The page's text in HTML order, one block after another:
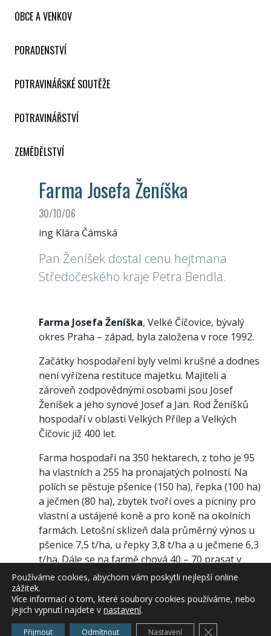
OBCE A VENKOV
PORADENSTVÍ
POTRAVINÁŘSKÉ SOUTĚŽE
POTRAVINÁŘSTVÍ
ZEMĚDĚLSTVÍ
Farma Josefa Ženíška
30/10/06
ing Klára Čámská
Pan Ženíšek dostal cenu hejtmana
Středočeského kraje Petra Bendla.
Farma Josefa Ženíška, Velké Číčovice, bývalý
okres Praha – západ, byla založena v roce 1992.
Začátky hospodaření byly velmi krušné a dodnes
není vyřízena restituce majetku. Majiteli a
zároveň zodpovědnými osobami jsou Josef
Ženíšek a jeho synové Josef a Jan. Rod Ženíšků
hospodaří v oblasti Velkých Přílep a Velkých
Číčovic již 400 let.
Farma hospodaří na 350 hektarech, z toho je 95
ha vlastních a 255 ha pronajatých polností. Na
polích se pěstuje pšenice (150 ha), řepka (100 ha)
a ječmen (80 ha), zbytek tvoří oves a pícniny pro
vlastní a ustájené koně a pro koně na okolních
farmách. Letošní sklizeň dala průměrný výnos u
pšenice 7,5 t/ha, u řepky 3,8 t/ha a u ječmene 6,3
t/ha. Dále se na farmě chová 40 – 70 prasat v
uzavřeném chovu, prasata se prodávají na místní
malá jatka.
Počet zaměstnanců na farmě je 5 ve žních a dva
až tři po zbytek roku. Do budoucna chtějí otec a
Používáme cookies, abychom vám poskytli nejlepší online
zážitek.
Více informací o tom, které soubory cookies používáme, nebo
jejich vypnutí najdete v nastavení.
Přijmout Odmítnout Nastavení Zavřít cookie